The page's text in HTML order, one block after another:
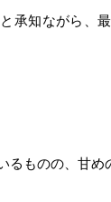
承知ながら、
るものの、甘め